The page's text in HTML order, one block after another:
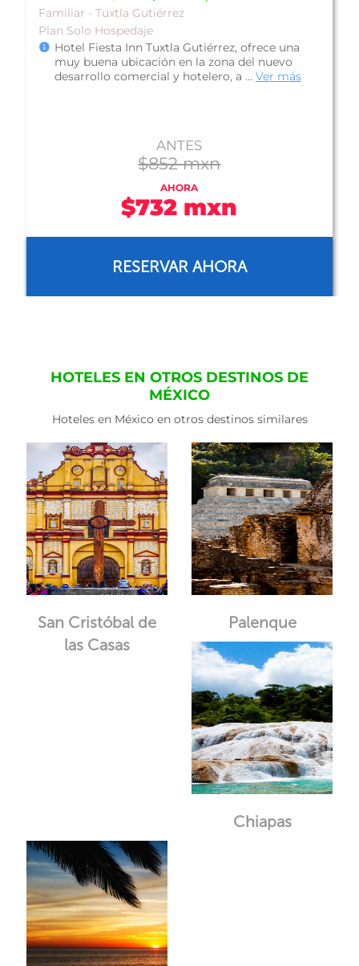
Familiar - Tuxtla Gutiérrez
Plan Solo Hospedaje
Hotel Fiesta Inn Tuxtla Gutiérrez, ofrece una
muy buena ubicación en la zona del nuevo
desarrollo comercial y hotelero, a ... Ver más
ANTES
$852 mxn
AHORA
$732 mxn
RESERVAR AHORA
HOTELES EN OTROS DESTINOS DE
MÉXICO
Hoteles en México en otros destinos similares
San Cristóbal de
las Casas
Palenque
Chiapas